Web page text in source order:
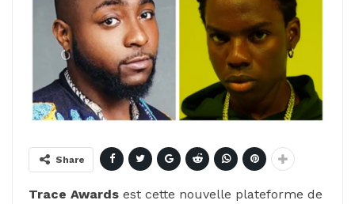
Share
Trace Awards est cette nouvelle plateforme de